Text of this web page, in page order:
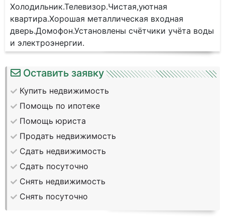
Холодильник.Телевизор.Чистая,уютная
квартира.Хорошая металлическая входная
дверь.Домофон.Установлены счётчики учёта воды
и электроэнергии.
Оставить заявку
Купить недвижимость
Помощь по ипотеке
Помощь юриста
Продать недвижимость
Сдать недвижимость
Сдать посуточно
Снять недвижимость
Снять посуточно